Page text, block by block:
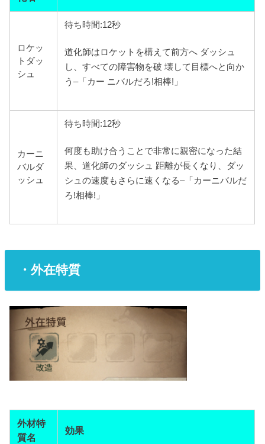
ロケッ
トダッ
シュ
待ち時間:12秒
道化師はロケットを構えて前方へ ダッシュ
し、すべての障害物を破 壊して目標へと向か
う–「カー ニバルだろ!相棒!」
カーニ
バルダ
ッシュ
待ち時間:12秒
何度も助け合うことで非常に親密になった結
果、道化師のダッシュ 距離が長くなり、ダッ
シュの速度もさらに速くなる–「カーニバルだ
ろ!相棒!」
・外在特質
外材特
質名
効果